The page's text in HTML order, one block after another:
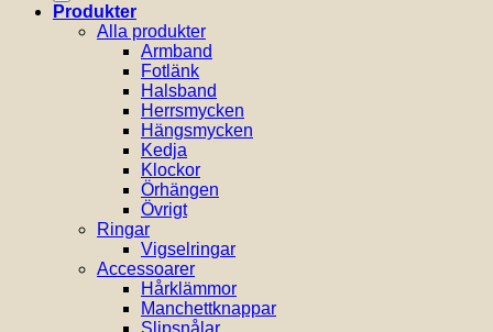
Produkter
Alla produkter
Armband
Fotlänk
Halsband
Herrsmycken
Hängsmycken
Kedja
Klockor
Örhängen
Övrigt
Ringar
Vigselringar
Accessoarer
Hårklämmor
Manchettknappar
Slipsnålar